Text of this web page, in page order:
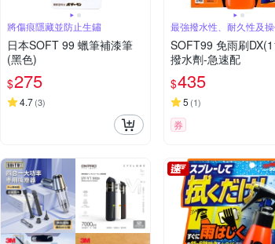
將傷痕隱藏並防止生鏽
日本SOFT 99 蠟筆補漆筆
(黑色)
$275
4.7(3)
最強撥水性、耐久性及
SOFT99 免雨刷
撥水劑-急速配
$435
5 (1)
券